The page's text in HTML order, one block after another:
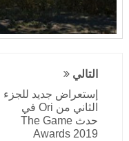
التالي
إستعراض جديد للجزء
الثاني من Ori في
حدث The Game
Awards 2019